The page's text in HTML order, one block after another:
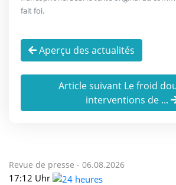
fait foi.
Aperçu des actualités
Article suivant Le froid
interventions de ...
Revue de presse - 06.08.2026
17:12 Uhr